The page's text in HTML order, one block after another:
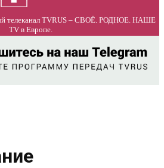
телеканал TVRUS – СВОЁ. РОДНОЕ. НАШЕ
TV в Европе.